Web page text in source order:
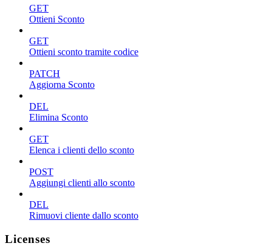
GET
Ottieni Sconto
GET
Ottieni sconto tramite codice
PATCH
Aggiorna Sconto
DEL
Elimina Sconto
GET
Elenca i clienti dello sconto
POST
Aggiungi clienti allo sconto
DEL
Rimuovi cliente dallo sconto
Licenses